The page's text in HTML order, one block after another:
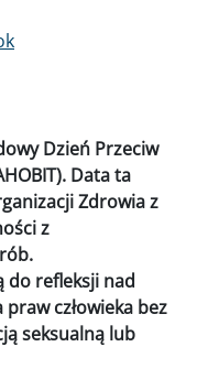
Dzień Przeciw
Data ta
Zdrowia z
z
do refleksji nad
człowieka bez
seksualną lub